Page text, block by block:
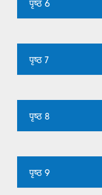
पृष्ठ 6
पृष्ठ 7
पृष्ठ 8
पृष्ठ 9